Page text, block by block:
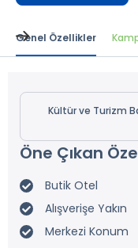
Genel Özellikler
Kültür ve Turizm
Öne Çıkan
Butik Otel
Alışverişe Yakın
Merkezi Konum